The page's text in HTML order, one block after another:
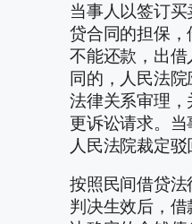
当事人以签订
贷合同的担保，
不能还款，出
同的，人民法
法律关系审理
更诉讼请求。当
人民法院裁定驳
按照民间借贷
判决生效后，借